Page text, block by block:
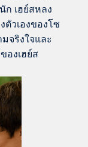
ก เฮย์สหลง
ตัวเองของโซ
จริงใจและ
องเฮย์ส